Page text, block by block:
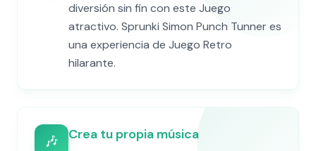
diversión sin fin con este Juego
atractivo. Sprunki Simon Punch Tunner es
una experiencia de Juego Retro
hilarante.
🎶 Crea tu propia música